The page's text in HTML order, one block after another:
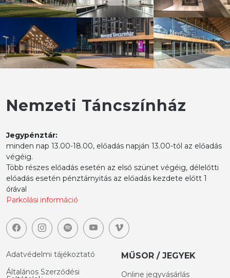
Nemzeti Táncszínház
Jegypénztár:
minden nap 13.00-18.00, előadás napján 13.00-tól az előadás
végéig.
Több részes előadás esetén az első szünet végéig, délelőtti
előadás esetén pénztárnyitás az előadás kezdete előtt 1
órával
Parkolási információ
Adatvédelmi tájékoztató
Általános Szerződési
MŰSOR / JEGYEK
Online jegyvásárlás